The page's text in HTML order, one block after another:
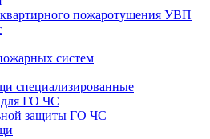
пожаротушения УВП
систем
специализированные
для ГО ЧС
защиты ГО ЧС